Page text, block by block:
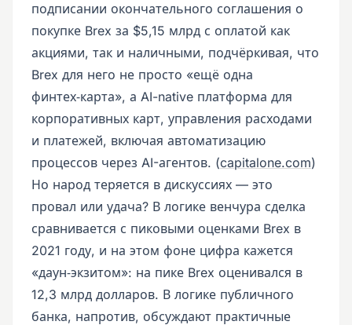
подписании окончательного соглашения о
покупке Brex за $5,15 млрд с оплатой как
акциями, так и наличными, подчёркивая, что
Brex для него не просто «ещё одна
финтех‑карта», а AI-native платформа для
корпоративных карт, управления расходами
и платежей, включая автоматизацию
процессов через AI-агентов. (capitalone.com)
Но народ теряется в дискуссиях — это
провал или удача? В логике венчура сделка
сравнивается с пиковыми оценками Brex в
2021 году, и на этом фоне цифра кажется
«даун‑экзитом»: на пике Brex оценивался в
12,3 млрд долларов. В логике публичного
банка, напротив, обсуждают практичные